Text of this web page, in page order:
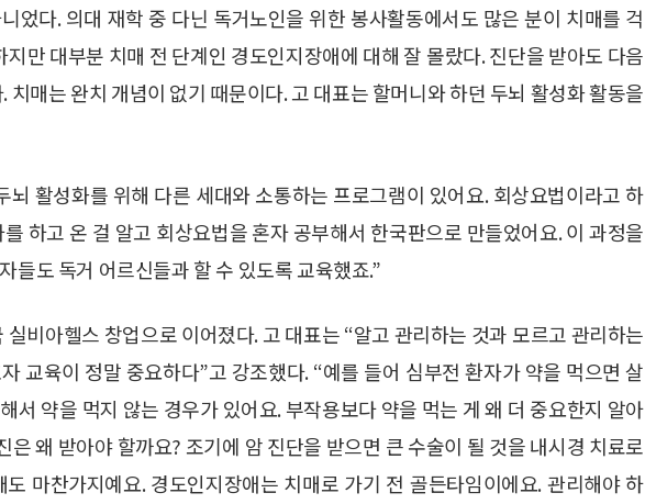
었다. 의대 재학 중 다닌 독거노인을 위한 봉사활동에서도 많은 분이 치매를 걱
만 대부분 치매 전 단계인 경도인지장애에 대해 잘 몰랐다. 진단을 받아도 다음
치매는 완치 개념이 없기 때문이다. 고 대표는 할머니와 하던 두뇌 활성화 활동을
뇌 활성화를 위해 다른 세대와 소통하는 프로그램이 있어요. 회상요법이라고 하
하고 온 걸 알고 회상요법을 혼자 공부해서 한국판으로 만들었어요. 이 과정을
들도 독거 어르신들과 할 수 있도록 교육했죠.”
비아헬스 창업으로 이어졌다. 고 대표는 “알고 관리하는 것과 모르고 관리하는
교육이 정말 중요하다”고 강조했다. “예를 들어 심부전 환자가 약을 먹으면 살
서 약을 먹지 않는 경우가 있어요. 부작용보다 약을 먹는 게 왜 더 중요한지 알아
은 왜 받아야 할까요? 조기에 암 진단을 받으면 큰 수술이 될 것을 내시경 치료로
마찬가지예요. 경도인지장애는 치매로 가기 전 골든타임이에요. 관리해야 하